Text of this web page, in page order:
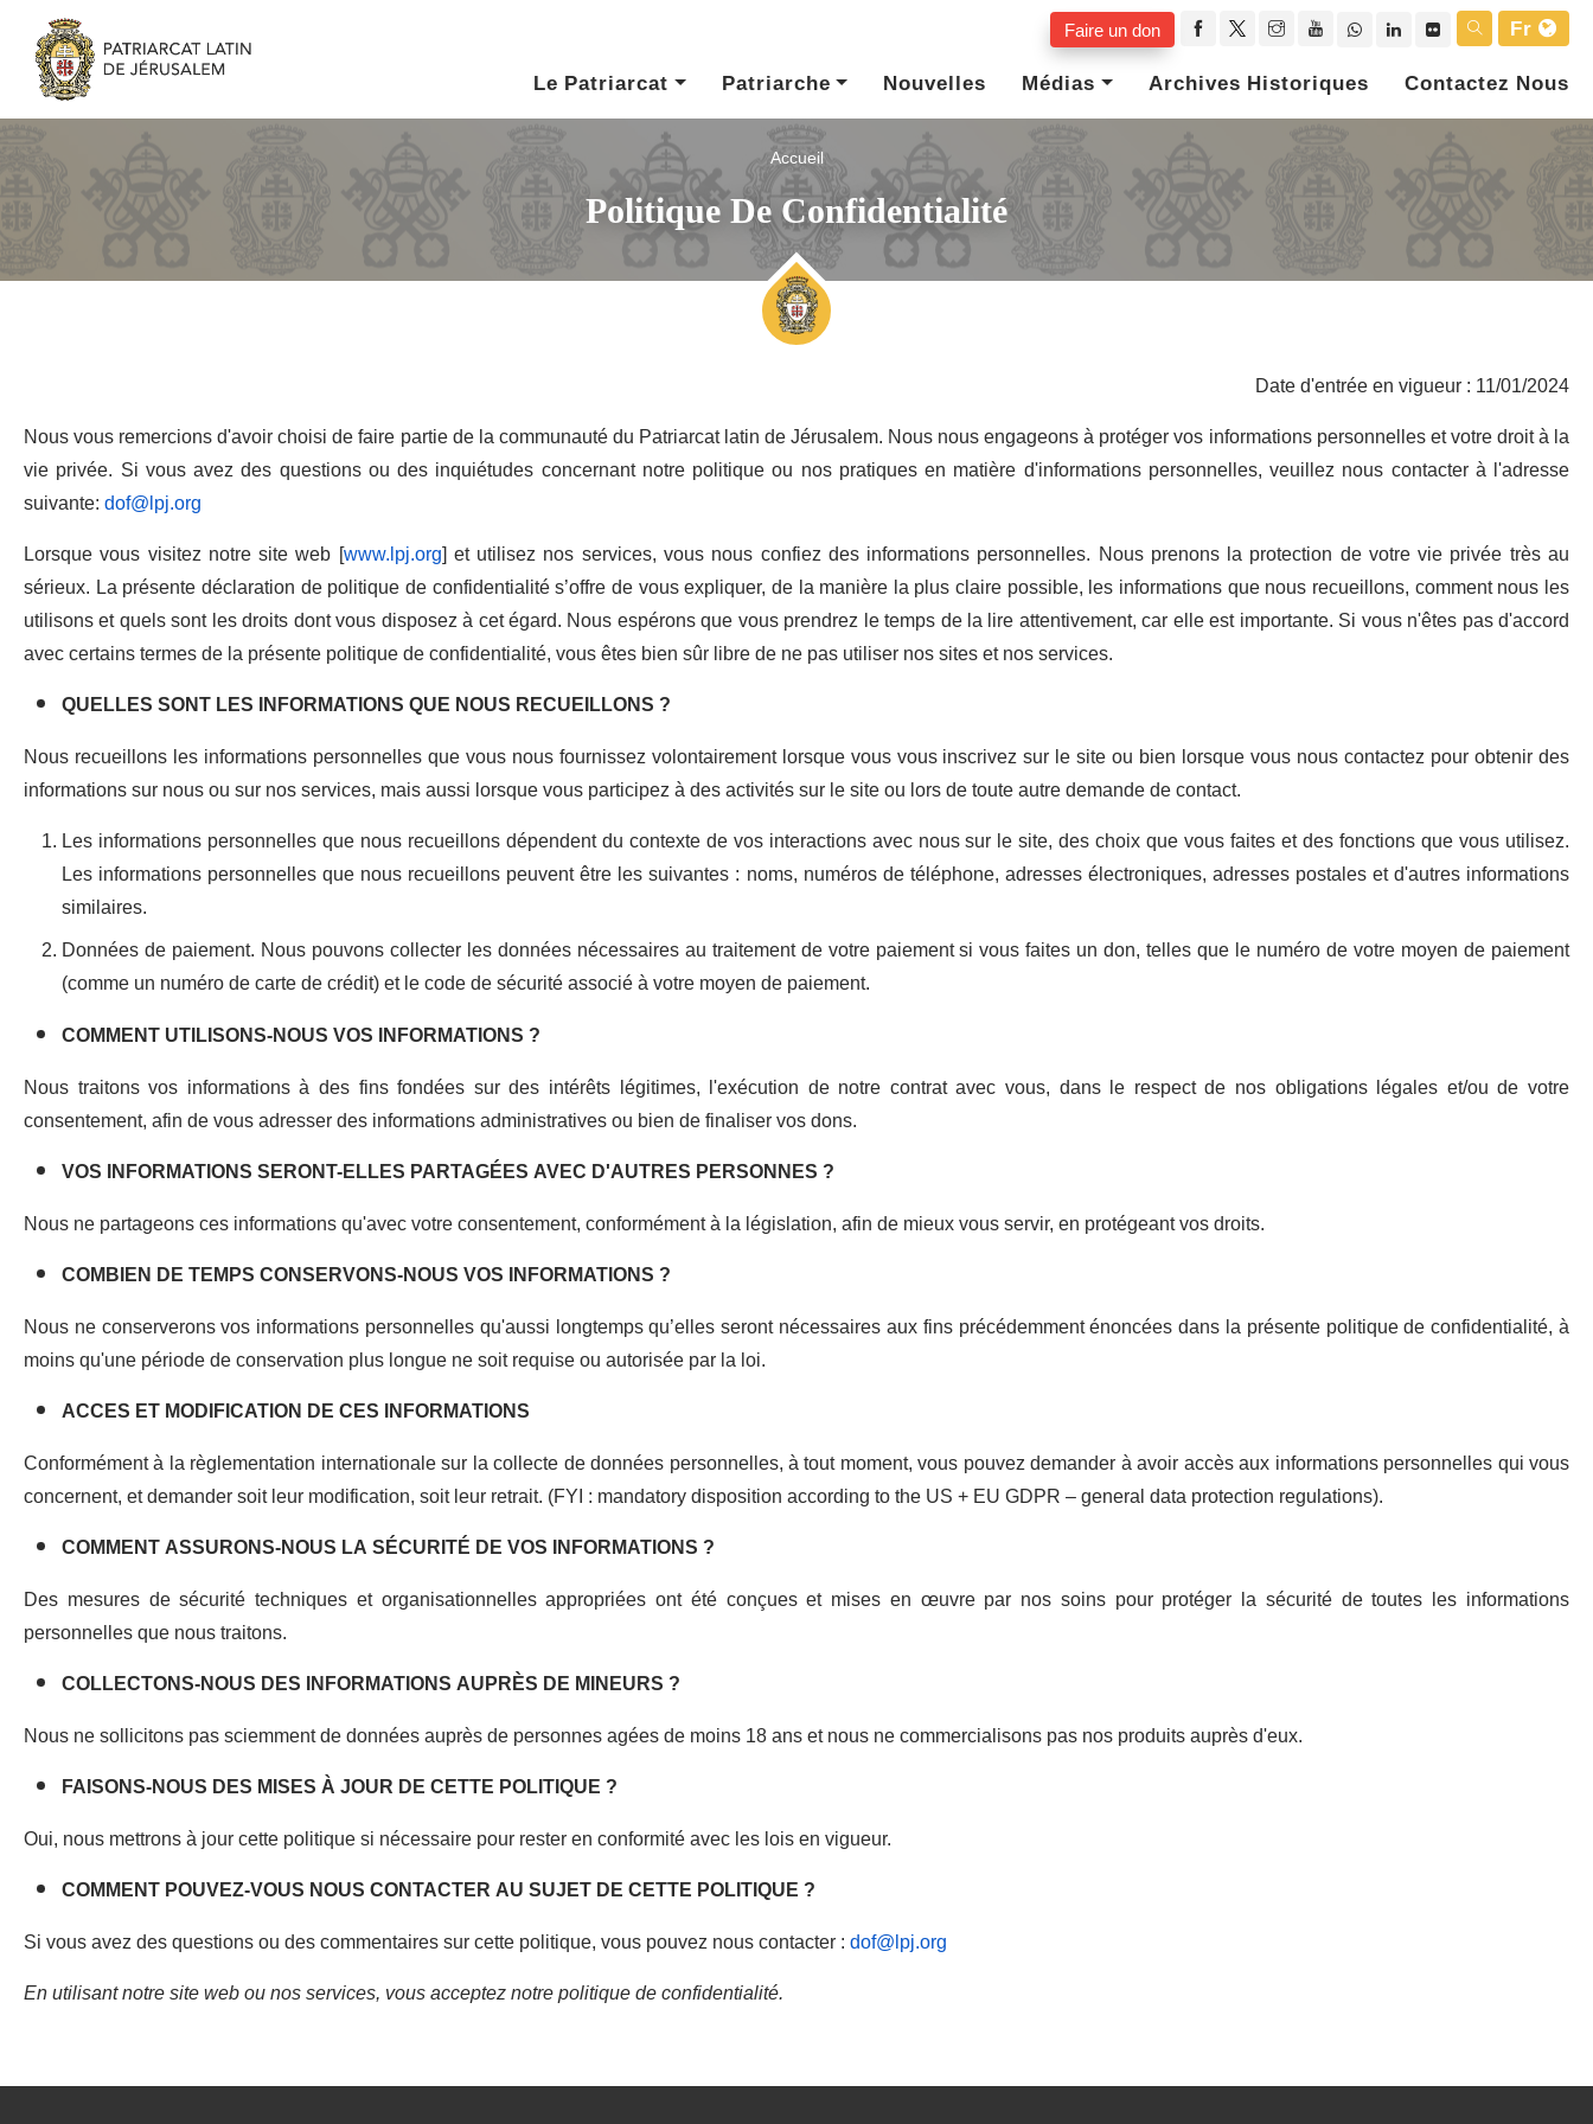
Faire un don
Fr
Le Patriarcat
Patriarche Nouvelles Médias Archives Historiques Contactez Nous
Accueil
Politique De Confidentialité
Date d'entrée en vigueur : 11/01/2024
Nous vous remercions d'avoir choisi de faire partie de la communauté du Patriarcat latin de Jérusalem. Nous nous engageons à protéger vos informations personnelles et votre droit à la
vie privée. Si vous avez des questions ou des inquiétudes concernant notre politique ou nos pratiques en matière d'informations personnelles, veuillez nous contacter à l'adresse
suivante:dof@lpj.org
Lorsque vous visitez notre site web [www.lpj.org] et utilisez nos services, vous nous confiez des informations personnelles. Nous prenons la protection de votre vie privée très au
sérieux. La présente déclaration de politique de confidentialité s’offre de vous expliquer, de la manière la plus claire possible, les informations que nous recueillons, comment nous les
utilisons et quels sont les droits dont vous disposez à cet égard. Nous espérons que vous prendrez le temps de la lire attentivement, car elle est importante. Si vous n'êtes pas d'accord
avec certains termes de la présente politique de confidentialité, vous êtes bien sûr libre de ne pas utiliser nos sites et nos services.
QUELLES SONT LES INFORMATIONS QUE NOUS RECUEILLONS ?
Nous recueillons les informations personnelles que vous nous fournissez volontairement lorsque vous vous inscrivez sur le site ou bien lorsque vous nous contactez pour obtenir des
informations sur nous ou sur nos services, mais aussi lorsque vous participez à des activités sur le site ou lors de toute autre demande de contact.
Les informations personnelles que nous recueillons dépendent du contexte de vos interactions avec nous sur le site, des choix que vous faites et des fonctions que vous utilisez.
Les informations personnelles que nous recueillons peuvent être les suivantes : noms, numéros de téléphone, adresses électroniques, adresses postales et d'autres informations
similaires.
Données de paiement. Nous pouvons collecter les données nécessaires au traitement de votre paiement si vous faites un don, telles que le numéro de votre moyen de paiement
(comme un numéro de carte de crédit) et le code de sécurité associé à votre moyen de paiement.
COMMENT UTILISONS-NOUS VOS INFORMATIONS ?
Nous traitons vos informations à des fins fondées sur des intérêts légitimes, l'exécution de notre contrat avec vous, dans le respect de nos obligations légales et/ou de votre
consentement, afin de vous adresser des informations administratives ou bien de finaliser vos dons.
VOS INFORMATIONS SERONT-ELLES PARTAGÉES AVEC D'AUTRES PERSONNES ?
Nous ne partageons ces informations qu'avec votre consentement, conformément à la législation, afin de mieux vous servir, en protégeant vos droits.
COMBIEN DE TEMPS CONSERVONS-NOUS VOS INFORMATIONS ?
Nous ne conserverons vos informations personnelles qu'aussi longtemps qu’elles seront nécessaires aux fins précédemment énoncées dans la présente politique de confidentialité, à
moins qu'une période de conservation plus longue ne soit requise ou autorisée par la loi.
ACCES ET MODIFICATION DE CES INFORMATIONS
Conformément à la règlementation internationale sur la collecte de données personnelles, à tout moment, vous pouvez demander à avoir accès aux informations personnelles qui vous
concernent, et demander soit leur modification, soit leur retrait. (FYI : mandatory disposition according to the US + EU GDPR – general data protection regulations).
COMMENT ASSURONS-NOUS LA SÉCURITÉ DE VOS INFORMATIONS ?
Des mesures de sécurité techniques et organisationnelles appropriées ont été conçues et mises en œuvre par nos soins pour protéger la sécurité de toutes les informations
personnelles que nous traitons.
COLLECTONS-NOUS DES INFORMATIONS AUPRÈS DE MINEURS ?
Nous ne sollicitons pas sciemment de données auprès de personnes agées de moins 18 ans et nous ne commercialisons pas nos produits auprès d'eux.
FAISONS-NOUS DES MISES À JOUR DE CETTE POLITIQUE ?
Oui, nous mettrons à jour cette politique si nécessaire pour rester en conformité avec les lois en vigueur.
COMMENT POUVEZ-VOUS NOUS CONTACTER AU SUJET DE CETTE POLITIQUE ?
Si vous avez des questions ou des commentaires sur cette politique, vous pouvez nous contacter :dof@lpj.org
En utilisant notre site web ou nos services, vous acceptez notre politique de confidentialité.